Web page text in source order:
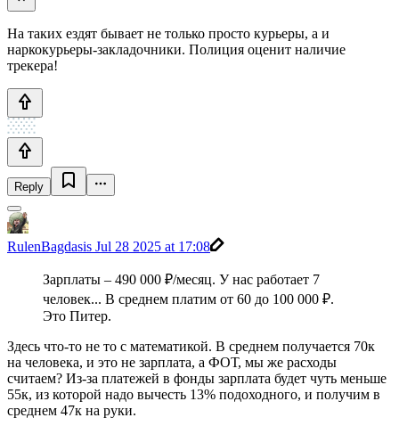
На таких ездят бывает не только просто курьеры, а и
наркокурьеры-закладочники. Полиция оценит наличие
трекера!
Reply
RulenBagdasis Jul 28 2025 at 17:08
Зарплаты – 490 000 ₽/месяц. У нас работает 7
человек... В среднем платим от 60 до 100 000 ₽.
Это Питер.
Здесь что-то не то с математикой. В среднем получается 70к
на человека, и это не зарплата, а ФОТ, мы же расходы
считаем? Из-за платежей в фонды зарплата будет чуть меньше
55к, из которой надо вычесть 13% подоходного, и получим в
среднем 47к на руки.